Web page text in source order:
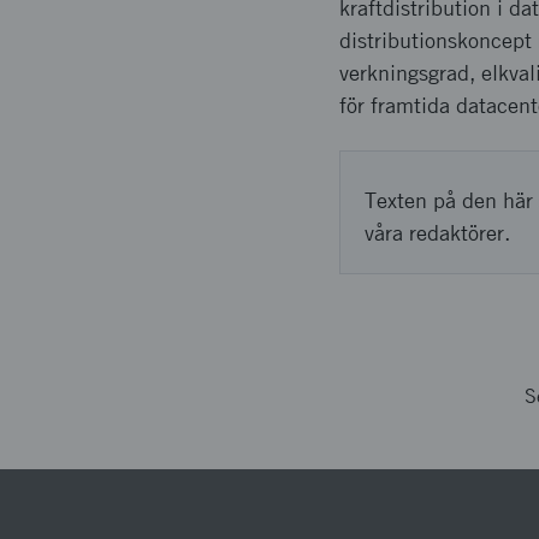
kraftdistribution i
distributionskoncept
verkningsgrad,
för framtida
Texten på den
våra redaktörer.